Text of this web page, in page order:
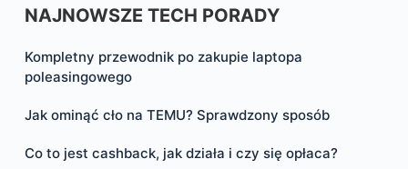
NAJNOWSZE TECH PORADY
Kompletny przewodnik po zakupie laptopa
poleasingowego
Jak ominąć cło na TEMU? Sprawdzony sposób
Co to jest cashback, jak działa i czy się opłaca?